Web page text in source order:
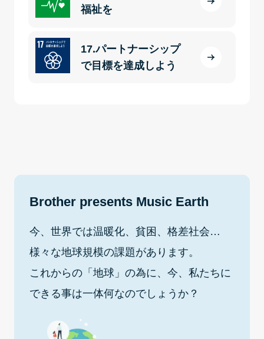
福祉を
17.パートナーシップ
で目標を達成しよう
Brother presents Music Earth
今、世界では温暖化、貧困、格差社会…
様々な地球規模の課題があります。
これからの「地球」の為に、今、私たちに
できる事は一体何なのでしょうか？